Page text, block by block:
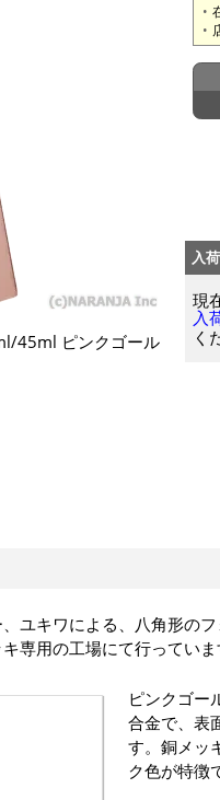
45ml ピンクゴール
入
現
入
く
ユキワによる、八角形の
専用の工場にて行っていま
ピンクゴー
合金で、表
す。銅メッ
ク色が特徴